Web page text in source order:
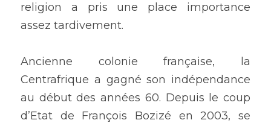
religion a pris une place importance
assez tardivement.
Ancienne colonie française, la
Centrafrique a gagné son indépendance
au début des années 60. Depuis le coup
d’Etat de François Bozizé en 2003, se